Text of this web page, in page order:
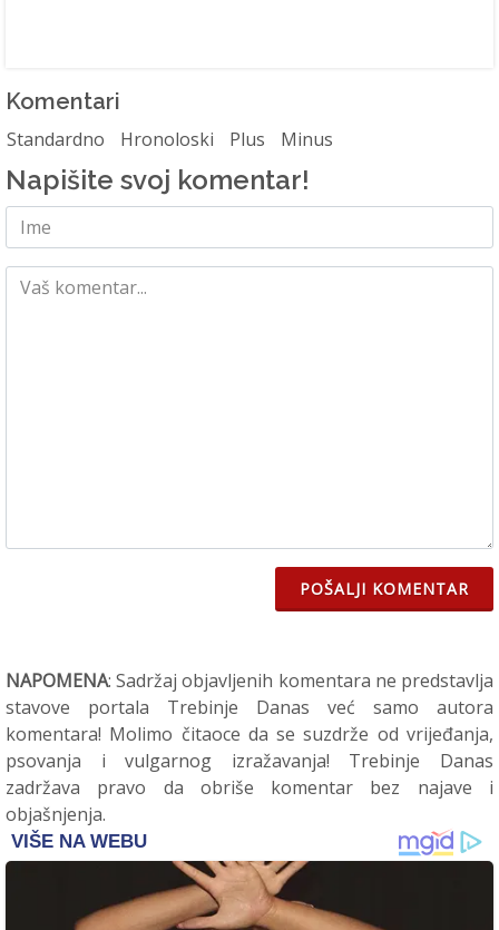
Komentari
Standardno Hronoloski Plus Minus
Napišite svoj komentar!
POŠALJI KOMENTAR
NAPOMENA: Sadržaj objavljenih komentara ne predstavlja
stavove portala Trebinje Danas već samo autora
komentara! Molimo čitaoce da se suzdrže od vrijeđanja,
psovanja i vulgarnog izražavanja! Trebinje Danas
zadržava pravo da obriše komentar bez najave i
objašnjenja.